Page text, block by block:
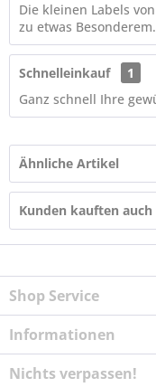
Die kleinen Labels
zu etwas
Schnelleinkauf
1
Ganz schnell Ihre
Ähnliche Artikel
Kunden kauften auch
Shop Service
Informationen
Nichts verpassen!